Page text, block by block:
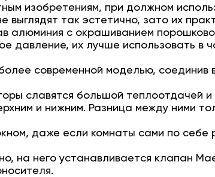
изобретениям, при должном
так эстетично, зато их
алюминия с окрашиванием
давление, их лучше использовать в
современной моделью, соединив
славятся большой теплоотдачей
и нижним. Разница между ними
даже если комнаты сами по себе
на него устанавливается клапан